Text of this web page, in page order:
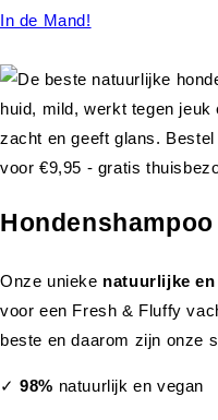
In de Mand!
Hondenshampoo
Onze unieke natuurlijke en
voor een Fresh & Fluffy
beste en daarom zijn onze
✓98% natuurlijk en vegan